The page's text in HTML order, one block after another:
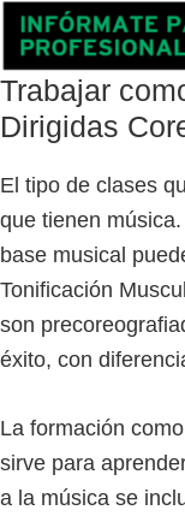
Trabajar
Dirigidas
El tipo de clases
que tienen
base musical
Tonificación
son
éxito, con
La formación
sirve para
a la música se